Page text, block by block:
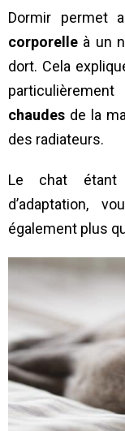
Dormir permet
corporelle à un
dort. Cela
chaudes de la
des radiateurs.
Le chat étant
d’adaptation,
également plus